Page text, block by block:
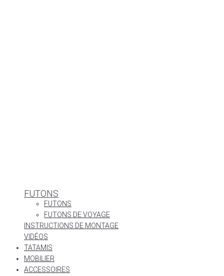
FUTONS
FUTONS
FUTONS DE VOYAGE
INSTRUCTIONS DE MONTAGE
VIDÉOS
TATAMIS
MOBILIER
ACCESSOIRES